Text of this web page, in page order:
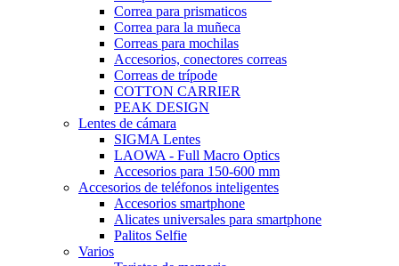
Correa para prismaticos
Correa para la muñeca
Correas para mochilas
Accesorios, conectores correas
Correas de trípode
COTTON CARRIER
PEAK DESIGN
Lentes de cámara
SIGMA Lentes
LAOWA - Full Macro Optics
Accesorios para 150-600 mm
Accesorios de teléfonos inteligentes
Accesorios smartphone
Alicates universales para smartphone
Palitos Selfie
Varios